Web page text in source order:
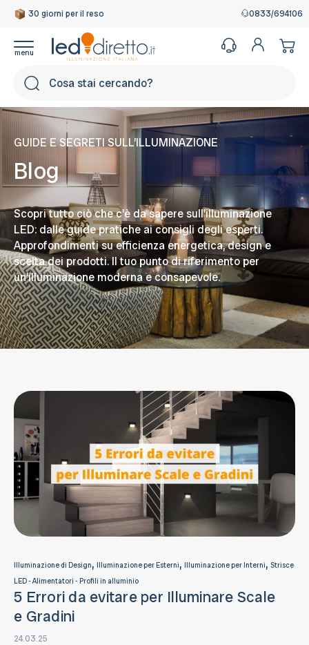
30 giorni per il reso
Garanzia Italiana 0833/694106
GUIDE E SEGRETI SULL’ILLUMINAZIONE
Blog
Scopri tutto ciò che c'è da sapere sull'illuminazione
LED: dalle guide pratiche ai consigli degli esperti.
Approfondimenti su efficienza energetica, design e
scelta dei prodotti. Il tuo punto di riferimento per
un'illuminazione moderna e consapevole.
Illuminazione di Design, Illuminazione per Esterni, Illuminazione per Interni, Strisce
LED - Alimentatori - Profili in alluminio
5 Errori da evitare per Illuminare Scale
e Gradini
24.03.25